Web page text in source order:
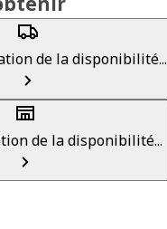
de la disponibilité...
de la disponibilité...